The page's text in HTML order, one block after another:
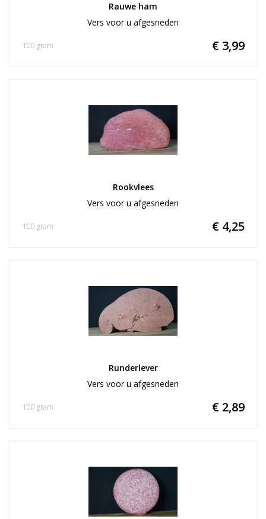
Rauwe ham
Vers voor u afgesneden
€ 3,99
100 gram
Rookvlees
Vers voor u afgesneden
€ 4,25
100 gram
Runderlever
Vers voor u afgesneden
€ 2,89
100 gram